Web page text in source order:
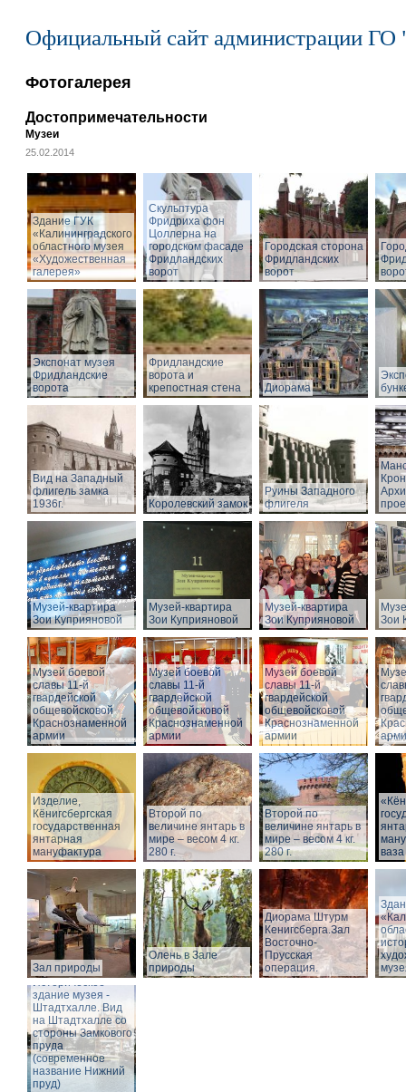
Официальный сайт администрации ГО
Фотогалерея
Достопримечательности
Музеи
25.02.2014
Здание ГУК
«Калининградского
областного музея
«Художественная
галерея»
Cкульптура
Фридриха фон
Цоллерна на
городском фасаде
Фридландских
ворот
Городская сторона
Фридландских
ворот
Экспонат музея
Фридландские
ворота
Фридландские
ворота и
крепостная стена
Диорама
Вид на Западный
флигель замка
1936г.
Королевский замок
Руины Западного
флигеля
Музей-квартира
Зои Куприяновой
Музей-квартира
Зои Куприяновой
Музей-квартира
Зои Куприяновой
Зои
Музей боевой
славы 11-й
гвардейской
общевойсковой
Краснознаменной
армии
Музей боевой
славы 11-й
гвардейской
общевойсковой
Краснознаменной
армии
Музей боевой
славы 11-й
гвардейской
общевойсковой
Краснознаменной
армии
Изделие,
Кёнигсбергская
государственная
янтарная
мануфактура
Второй по
величине янтарь в
мире – весом 4 кг.
280 г.
Второй по
величине янтарь в
мире – весом 4 кг.
280 г.
Зал природы
Олень в Зале
природы
Диорама Штурм
Кенигсберга.Зал
Восточно-
Прусская
операция.
Историческое
здание музея -
Штадтхалле. Вид
на Штадтхалле со
стороны Замкового
пруда
(современное
название Нижний
пруд)